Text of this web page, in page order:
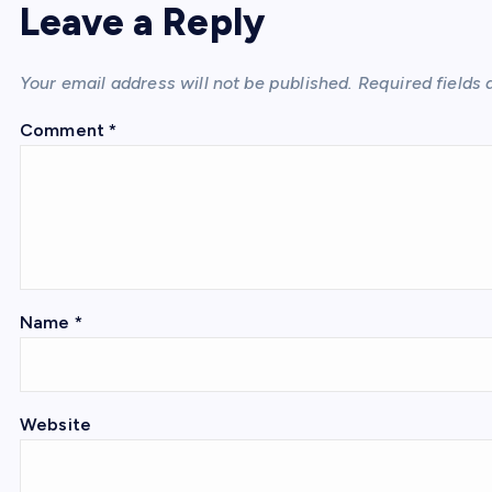
Leave a Reply
Your email address will not be published. Required fields
Comment*
Name *
Website